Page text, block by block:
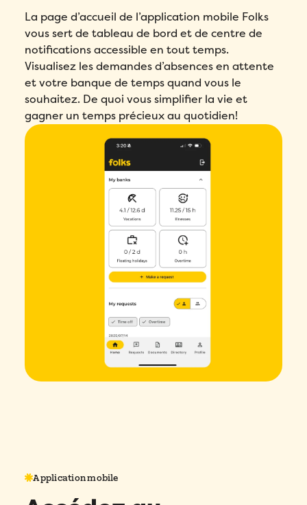
La page d’accueil de l’application mobile Folks
vous sert de tableau de bord et de centre de
notifications accessible en tout temps.
Visualisez les demandes d’absences en attente
et votre banque de temps quand vous le
souhaitez. De quoi vous simplifier la vie et
gagner un temps précieux au quotidien!
Application mobile